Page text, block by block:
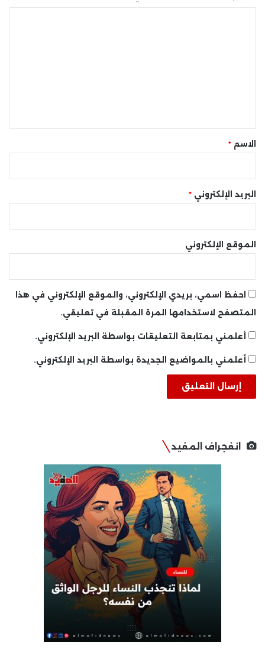
* الاسم *
البريد الإلكتروني *
الموقع الإلكتروني
احفظ اسمي، بريدي الإلكتروني، والموقع الإلكتروني في هذا
المتصفح لاستخدامها المرة المقبلة في تعليقي.
أعلمني بمتابعة التعليقات بواسطة البريد الإلكتروني.
أعلمني بالمواضيع الجديدة بواسطة البريد الإلكتروني.
انفجراف المفيد